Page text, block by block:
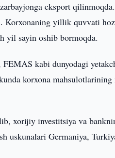
eksport
Korxonaning yillik quvvati
yil sayin oshib bormoqda.
kabi dunyodagi
korxona
xorijiy investitsiya va
uskunalari Germaniya,